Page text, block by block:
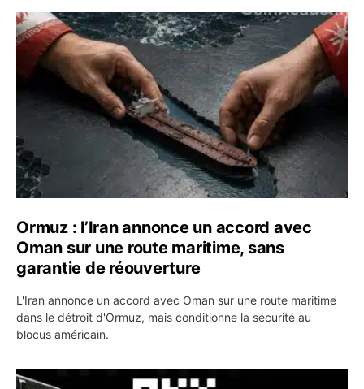
Ormuz : l’Iran annonce un accord avec Oman sur une
Ormuz : l’Iran annonce un accord avec
Oman sur une route maritime, sans
garantie de réouverture
L'Iran annonce un accord avec Oman sur une route maritime
dans le détroit d'Ormuz, mais conditionne la sécurité au
blocus américain.
OKX relance une campagne Deposit Bonus : jusqu’à 5